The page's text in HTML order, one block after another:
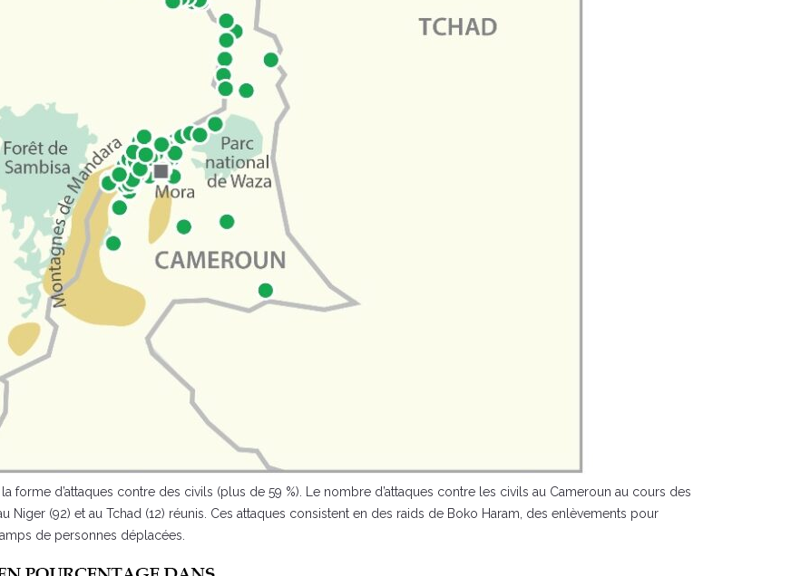
forme d’attaques contre des civils (plus de 59 %). Le nombre d’attaques contre les civils au Cameroun au cours des
Niger (92) et au Tchad (12) réunis. Ces attaques consistent en des raids de Boko Haram, des enlèvements pour
de personnes déplacées.